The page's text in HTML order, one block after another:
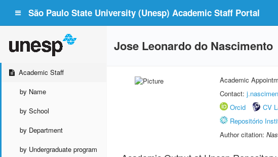
São Paulo State University (Unesp) Academic Staff Portal
Academic Staff
by Name
by School
by Department
by Undergraduate program
Jose Leonardo do Nascimento
Academic
Contact:
Orcid
CV
Repositório
Author citation: